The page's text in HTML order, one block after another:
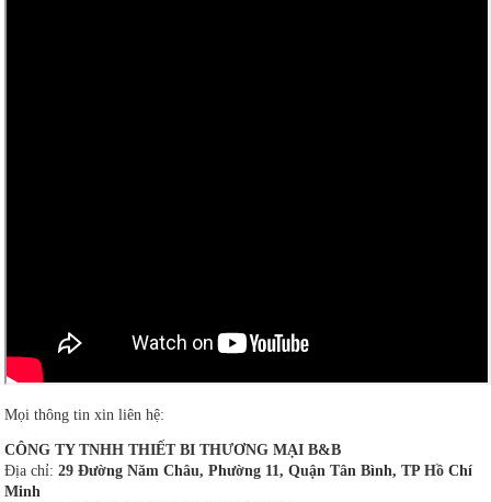
Mọi thông tin xin liên hệ:
CÔNG TY TNHH THIẾT BI THƯƠNG MẠI B&B
Địa chỉ:29 Đường Năm Châu, Phường 11, Quận Tân Bình, TP Hồ Chí
Minh